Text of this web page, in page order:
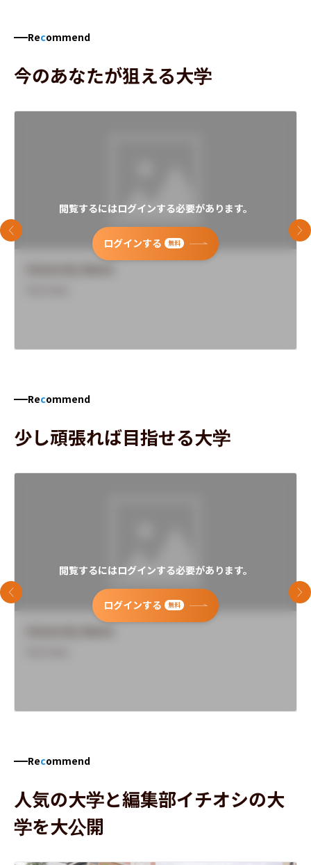
Recommend
今のあなたが狙える大学
閲覧するにはログインする必要があります。
ログインする 無料
前のスライド 次
Recommend
少し頑張れば目指せる大学
閲覧するにはログインする必要があります。
ログインする 無料
前のスライド 次
Recommend
人気の大学と編集部イチオシの大
学を大公開